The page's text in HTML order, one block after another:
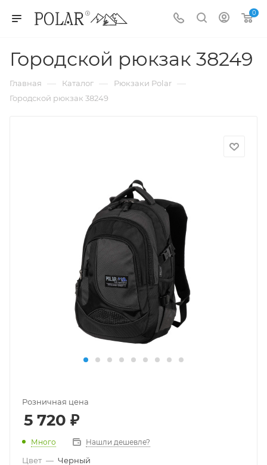
0
Городской рюкзак 38249
Главная — Каталог — Рюкзаки Polar —
Городской рюкзак 38249
Розничная цена
5 720 ₽
Много Нашли дешевле?
Цвет — Черный